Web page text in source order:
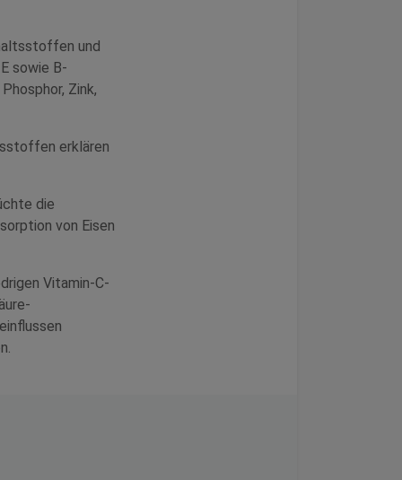
und
sowie B-
Zink,
erklären
die
von Eisen
Vitamin-C-